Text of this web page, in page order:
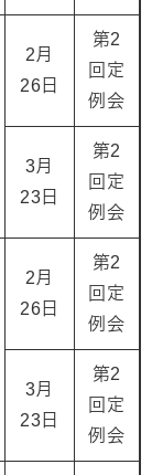
2月
26日
第2
回定
例会
3月
23日
第2
回定
例会
2月
26日
第2
回定
例会
3月
23日
第2
回定
例会